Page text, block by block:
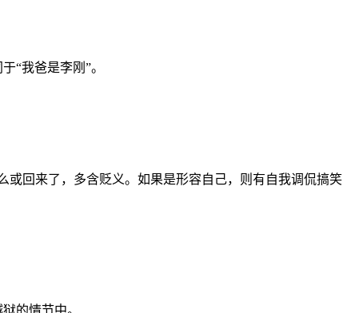
“我爸是李刚”。
回来了，多含贬义。如果是形容自己，则有自我调侃搞笑